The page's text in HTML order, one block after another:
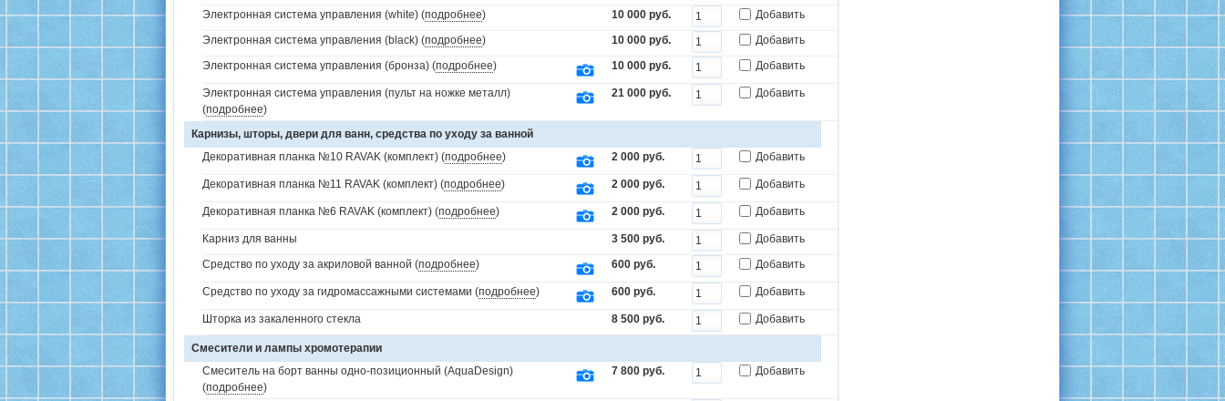
Электронная система управления (white) (подробнее) 10 000 руб.
Добавить
Электронная система управления (black) (подробнее) 10 000 руб.
Добавить
Электронная система управления (бронза) (подробнее) 10 000 руб. Добавить
Электронная система управления (пульт на ножке металл)
(подробнее)
21 000 руб. Добавить
Карнизы, шторы, двери для ванн, средства по уходу за ванной
Декоративная планка №10 RAVAK (комплект) (подробнее) 2 000 руб. Добавить
Декоративная планка №11 RAVAK (комплект) (подробнее) 2 000 руб. Добавить
Декоративная планка №6 RAVAK (комплект) (подробнее) 2 000 руб. Добавить
Карниз для ванны 3 500 руб.
Добавить
Средство по уходу за акриловой ванной (подробнее) 600 руб. Добавить
Средство по уходу за гидромассажными системами (подробнее) 600 руб. Добавить
Шторка из закаленного стекла 8 500 руб. Добавить
Смесители и лампы хромотерапии
Смеситель на борт ванны одно-позиционный (AquaDesign)
(подробнее)
7 800 руб. Добавить